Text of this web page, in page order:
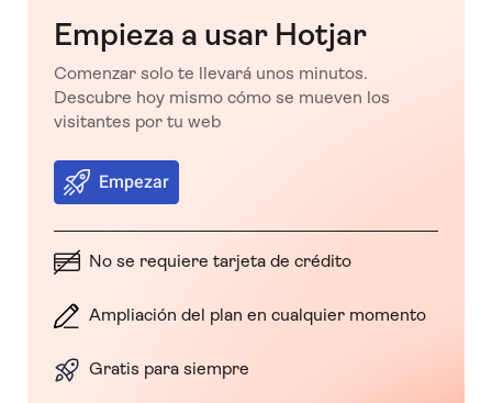
Empieza a usar Hotjar
Comenzar solo te llevará unos minutos.
Descubre hoy mismo cómo se mueven los
visitantes por tu web
Empezar
No se requiere tarjeta de crédito
Ampliación del plan en cualquier momento
Gratis para siempre